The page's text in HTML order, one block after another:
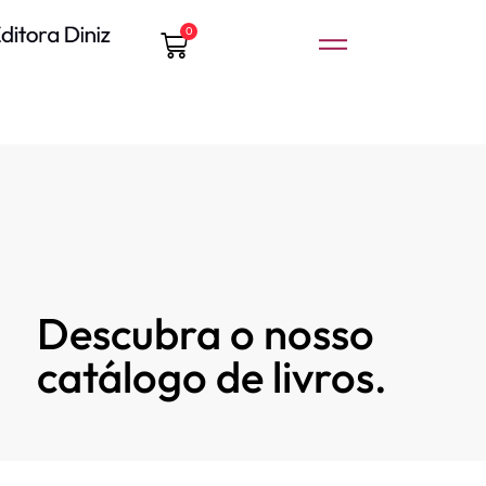
0
Descubra o nosso
catálogo de livros.